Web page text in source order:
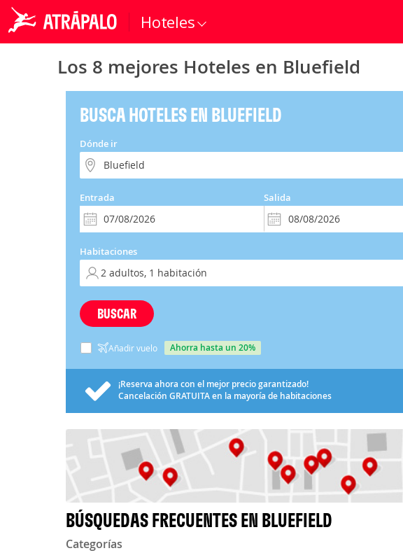
Hoteles
Los 8 mejores Hoteles en Bluefield
BUSCA HOTELES EN BLUEFIELD
Dónde ir
Entrada Salida
Habitaciones
BUSCAR
Añadir vuelo ahorra hasta un 20%
¡Reserva ahora con el mejor precio garantizado!
Cancelación GRATUITAen la mayoría de habitaciones
BÚSQUEDAS FRECUENTES EN BLUEFIELD
Categorías